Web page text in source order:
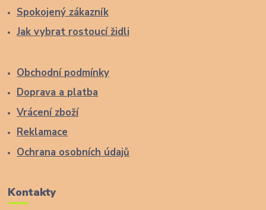
Spokojený zákazník
Jak vybrat rostoucí židli
Obchodní podmínky
Doprava a platba
Vrácení zboží
Reklamace
Ochrana osobních údajů
Kontakty